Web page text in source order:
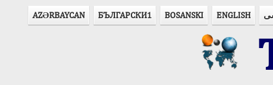
AZӘRBAYCAN БЪЛГАРСКИ1 BOSANSKI ENGLISH